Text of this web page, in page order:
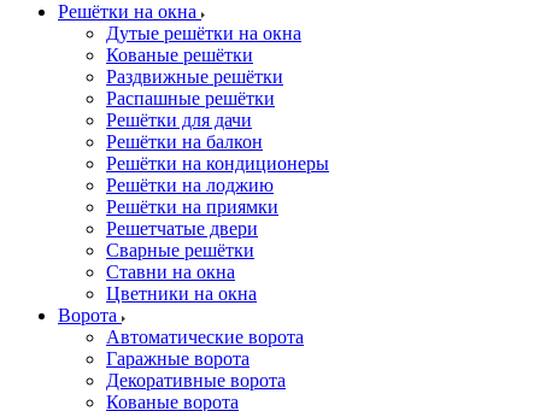
Решётки на окна
Дутые решётки на окна
Кованые решётки
Раздвижные решётки
Распашные решётки
Решётки для дачи
Решётки на балкон
Решётки на кондиционеры
Решётки на лоджию
Решётки на приямки
Решетчатые двери
Сварные решётки
Ставни на окна
Цветники на окна
Ворота
Автоматические ворота
Гаражные ворота
Декоративные ворота
Кованые ворота